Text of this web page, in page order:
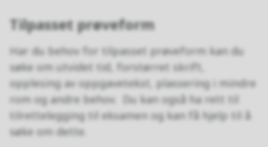
Tilpasset prøveform
Har du behov for tilpasset prøveform kan du
søke om utvidet tid, forstørret skrift,
opplesing av oppgavetekst, plassering i mindre
rom og andre behov. Du kan også ha rett til
tilrettelegging til eksamen og kan få hjelp til å
søke om dette.